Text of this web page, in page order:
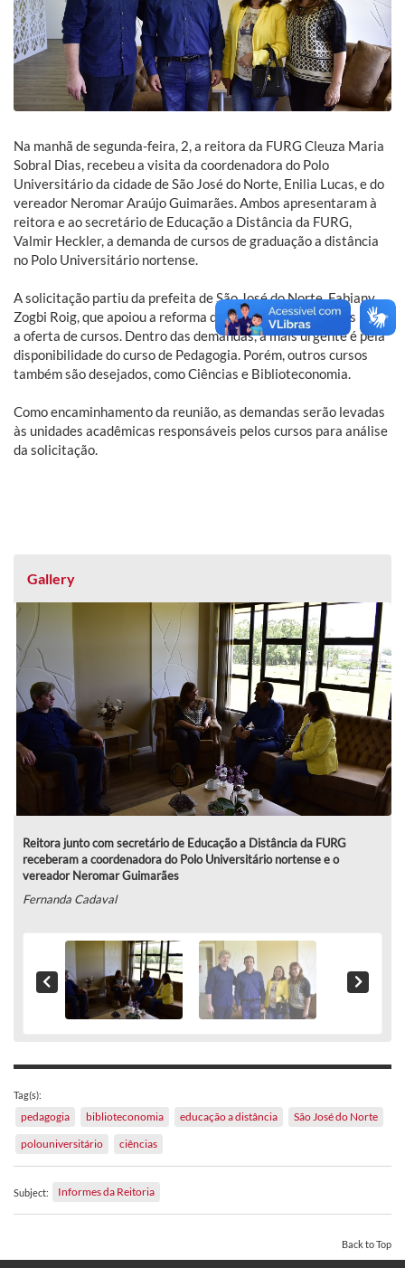
Na manhã de segunda-feira, 2, a reitora da FURG Cleuza Maria
Sobral Dias, recebeu a visita da coordenadora do Polo
Universitário da cidade de São José do Norte, Enilia Lucas, e do
vereador Neromar Araújo Guimarães. Ambos apresentaram à
reitora e ao secretário de Educação a Distância da FURG,
Valmir Heckler, a demanda de cursos de graduação a distância
no Polo Universitário nortense.
A solicitação partiu da prefeita de São José do Norte, Fabiany
Zogbi Roig, que apoiou a reforma do Polo, dando condições para
a oferta de cursos. Dentro das demandas, a mais urgente é pela
disponibilidade do curso de Pedagogia. Porém, outros cursos
também são desejados, como Ciências e Biblioteconomia.
Como encaminhamento da reunião, as demandas serão levadas
às unidades acadêmicas responsáveis pelos cursos para análise
da solicitação.
Gallery
Reitora junto com secretário de Educação a Distância da FURG
receberam a coordenadora do Polo Universitário nortense e o
vereador Neromar Guimarães
Fernanda Cadaval
Tag(s):
pedagogia biblioteconomia educação a distância
São José do Norte
polouniversitário
ciências
Subject: Informes da Reitoria
Back to Top